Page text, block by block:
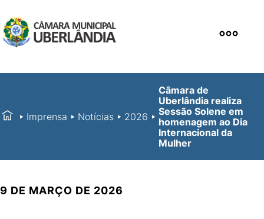
Imprensa Notícias 2026
Câmara de
Uberlândia realiza
Sessão Solene em
homenagem ao Dia
Internacional da
Mulher
9 DE MARÇO DE 2026